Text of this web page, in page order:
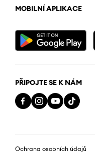
MOBILNÍ APLIKACE
PŘIPOJTE SE K NÁM
Ochrana osobních údajů